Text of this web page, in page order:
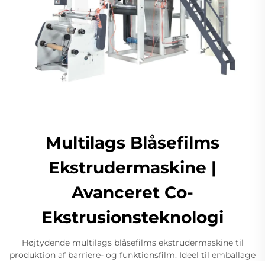
Multilags Blåsefilms
Ekstrudermaskine |
Avanceret Co-
Ekstrusionsteknologi
Højtydende multilags blåsefilms ekstrudermaskine til
produktion af barriere- og funktionsfilm. Ideel til emballage